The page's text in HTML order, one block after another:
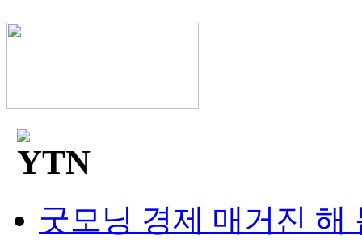
굿모닝 경제 매거진 해